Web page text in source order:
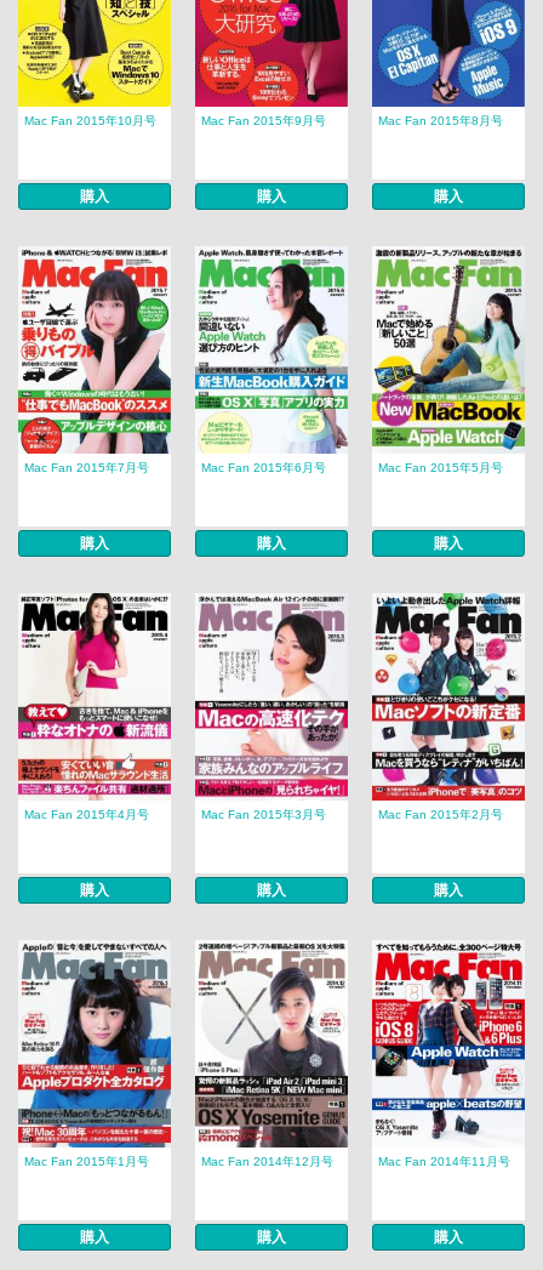
Mac Fan 2015年10月号
購入
Mac Fan 2015年9月号
購入
Mac Fan 2015年8月号
購入
Mac Fan 2015年7月号
購入
Mac Fan 2015年6月号
購入
Mac Fan 2015年5月号
購入
Mac Fan 2015年4月号
購入
Mac Fan 2015年3月号
購入
Mac Fan 2015年2月号
購入
Mac Fan 2015年1月号
購入
Mac Fan 2014年12月号
購入
Mac Fan 2014年11月号
購入